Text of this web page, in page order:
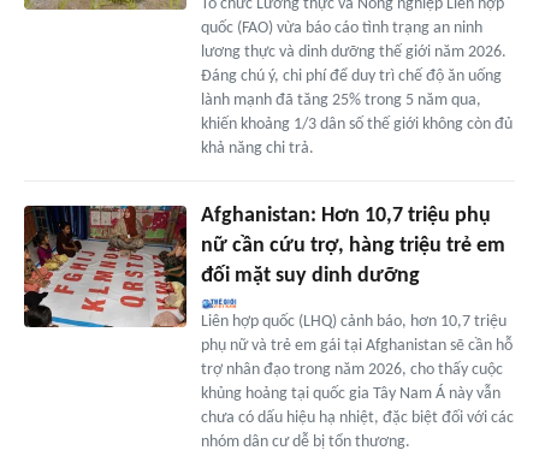
Tổ chức Lương thực và Nông nghiệp Liên hợp
quốc (FAO) vừa báo cáo tình trạng an ninh
lương thực và dinh dưỡng thế giới năm 2026.
Đáng chú ý, chi phí để duy trì chế độ ăn uống
lành mạnh đã tăng 25% trong 5 năm qua,
khiến khoảng 1/3 dân số thế giới không còn đủ
khả năng chi trả.
Afghanistan: Hơn 10,7 triệu phụ
nữ cần cứu trợ, hàng triệu trẻ em
đối mặt suy dinh dưỡng
Liên hợp quốc (LHQ) cảnh báo, hơn 10,7 triệu
phụ nữ và trẻ em gái tại Afghanistan sẽ cần hỗ
trợ nhân đạo trong năm 2026, cho thấy cuộc
khủng hoảng tại quốc gia Tây Nam Á này vẫn
chưa có dấu hiệu hạ nhiệt, đặc biệt đối với các
nhóm dân cư dễ bị tổn thương.